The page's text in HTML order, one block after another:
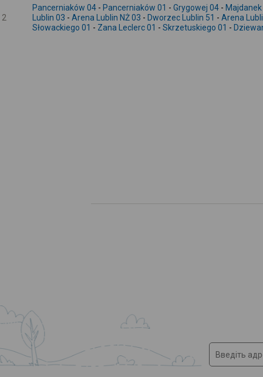
2
Pancerniaków 04 - Pancerniaków 01 - Grygowej 04 -
Lublin 03 - Arena Lublin NŻ 03 - Dworzec Lublin 51 - Arena
Słowackiego 01 - Zana Leclerc 01 - Skrzetuskiego 01 -